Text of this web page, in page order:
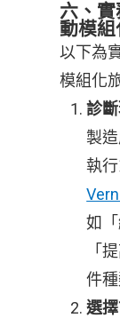
六、
動模組
以下為
模組化
診
製
執
如
「
件
選